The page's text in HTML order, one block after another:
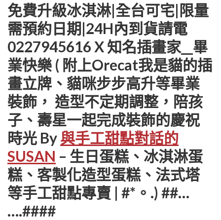
免費升級冰淇淋|全台可宅|限量
需預約日期|24H內到貨請電
0227945616 X 知名插畫家__畢
業快樂 ( 附上Orecat我是貓的插
畫立牌、貓咪步步高升等畢業
裝飾， 造型不定期調整，陪孩
子、壽星一起完成裝飾的慶祝
時光 By與手工甜點對話的
SUSAN – 生日蛋糕、冰淇淋蛋
糕、客製化造型蛋糕、法式塔
等手工甜點專賣 | #*。.) ##…
….####